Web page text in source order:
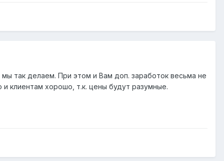
так делаем. При этом и Вам доп. заработок весьма не
клиентам хорошо, т.к. цены будут разумные.